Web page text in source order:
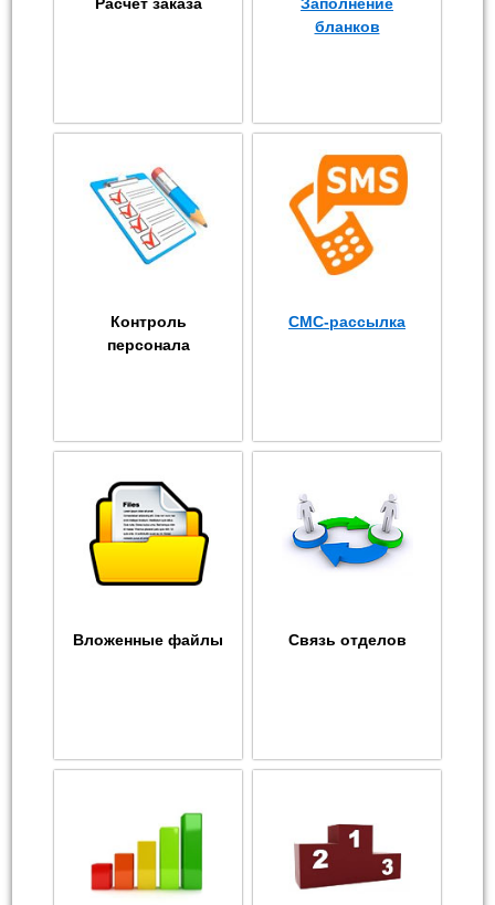
Расчет заказа
Заполнение
бланков
Контроль
персонала
СМС-рассылка
Вложенные файлы Связь отделов